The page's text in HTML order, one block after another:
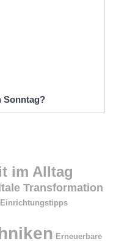
Sonntag?
im Alltag
Transformation
Einrichtungstipps
Erneuerbare